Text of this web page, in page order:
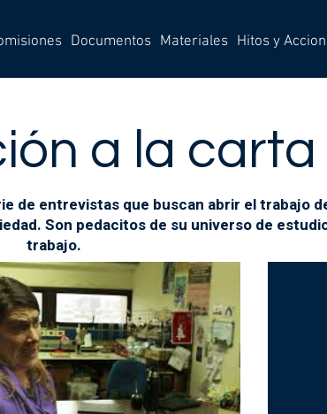
Documentos Materiales Hitos y
a la carta
de entrevistas que buscan abrir el trabajo
Son pedacitos de su universo de
trabajo.